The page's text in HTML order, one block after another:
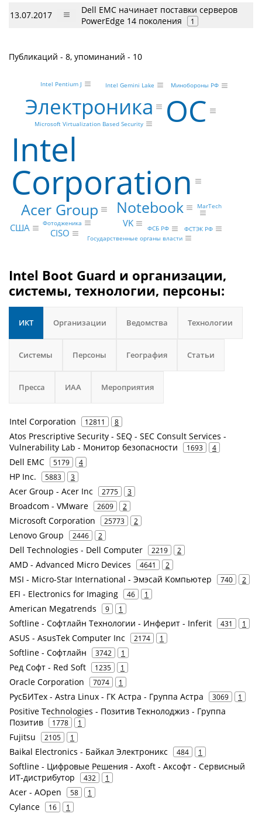
13.07.2017
Dell EMC начинает поставки серверов
PowerEdge 14 поколения
1
Публикаций - 8, упоминаний - 10
Intel
Corporation
ОС
Электроника
Acer Group Notebook
VK
США CISO
Фотодженика
ФСБ РФ ФСТЭК РФ
Минобороны РФ
Intel Gemini Lake
Intel Pentium J
Microsoft Virtualization Based Security
Государственные органы власти
MarTech
Intel Boot Guard и организации,
системы, технологии, персоны:
ИКТ Организации Ведомства Технологии
Системы Персоны География Статьи
Пресса ИАА Мероприятия
Intel Corporation 12811 8
Atos Prescriptive Security - SEQ - SEC Consult Services -
Vulnerability Lab - Монитор безопасности
1693 4
Dell EMC 5179 4
HP Inc. 5883 3
Acer Group - Acer Inc 2775 3
Broadcom - VMware 2609 2
Microsoft Corporation 25773 2
Lenovo Group 2446 2
Dell Technologies - Dell Computer 2219 2
AMD - Advanced Micro Devices 4641 2
MSI - Micro-Star International - Эмэсай Компьютер 740 2
EFI - Electronics for Imaging 46 1
American Megatrends 9 1
Softline - Софтлайн Технологии - Инферит - Inferit 431 1
ASUS - AsusTek Computer Inc 2174 1
Softline - Софтлайн 3742 1
Ред Софт - Red Soft 1235 1
Oracle Corporation 7074 1
РусБИТех - Astra Linux - ГК Астра - Группа Астра 3069 1
Positive Technologies - Позитив Текнолоджиз - Группа
Позитив
1778 1
Fujitsu 2105 1
Baikal Electronics - Байкал Электроникс 484 1
Softline - Цифровые Решения - Axoft - Аксофт - Сервисный
ИТ-дистрибутор
432 1
Acer - AOpen 58 1
Cylance 16 1